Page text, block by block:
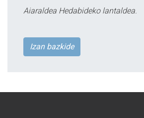
Aiaraldea Hedabideko lantaldea.
Izan bazkide